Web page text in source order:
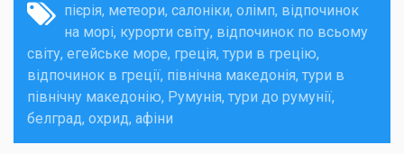
пієрія метеори салоніки олімп відпочинок
на морі курорти світу відпочинок по всьому
світу егейське море греція тури в грецію
відпочинок в греції північна македонія тури в
північну македонію Румунія тури до румунії
белград охрид афіни